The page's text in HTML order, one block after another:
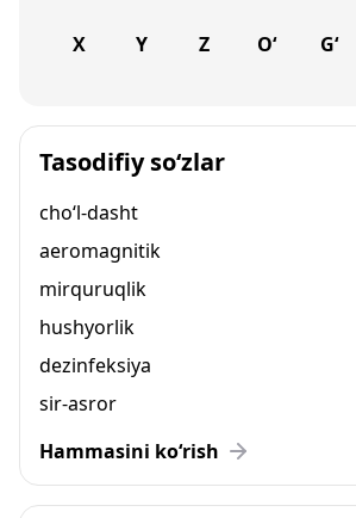
X Y Z O‘ G‘
Tasodifiy so‘zlar
cho‘l-dasht
aeromagnitik
mirquruqlik
hushyorlik
dezinfeksiya
sir-asror
Hammasini ko‘rish